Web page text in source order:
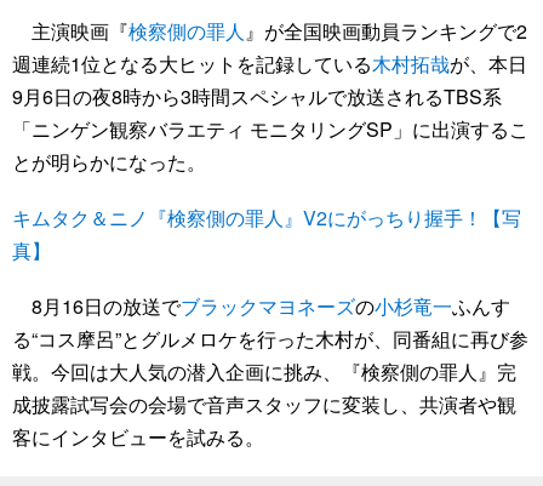
主演映画『検察側の罪人』が全国映画動員ランキングで2
週連続1位となる大ヒットを記録している木村拓哉が、本日
9月6日の夜8時から3時間スペシャルで放送されるTBS系
「ニンゲン観察バラエティ モニタリングSP」に出演するこ
とが明らかになった。
キムタク＆ニノ『検察側の罪人』V2にがっちり握手！【写
真】
8月16日の放送でブラックマヨネーズの小杉竜一ふんす
る“コス摩呂”とグルメロケを行った木村が、同番組に再び参
戦。今回は大人気の潜入企画に挑み、『検察側の罪人』完
成披露試写会の会場で音声スタッフに変装し、共演者や観
客にインタビューを試みる。